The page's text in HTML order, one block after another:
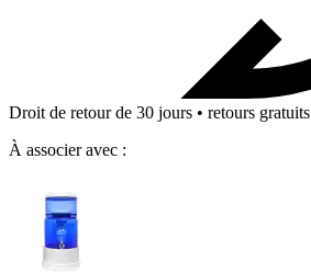
Droit de retour de 30 jours • retours gratuits
À associer avec :